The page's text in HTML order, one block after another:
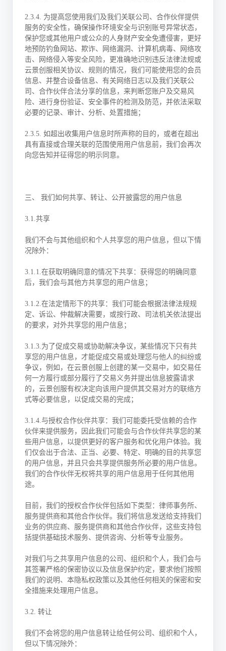
2.3.4. 为提高您使用我们及我们关联公司、合作伙伴提供
服务的安全性，确保操作环境安全与识别账号异常状态，
保护您或其他用户或公众的人身财产安全免遭侵害，更好
地预防钓鱼网站、欺诈、网络漏洞、计算机病毒、网络攻
击、网络侵入等安全风险，更准确地识别违反法律法规或
云景创服相关协议、规则的情况，我们可能使用您的会员
信息、并整合设备信息、有关网络日志以及我们关联公
司、合作伙伴合法分享的信息，来判断您账户及交易风
险、进行身份验证、安全事件的检测及防范，并依法采取
必要的记录、审计、分析、处置措施；
2.3.5. 如超出收集用户信息时所声称的目的，或者在超出
具有直接或合理关联的范围使用用户信息前，我们会再次
向您告知并征得您的明示同意。
三、 我们如何共享、转让、公开披露您的用户信息
3.1.共享
我们不会与其他组织和个人共享您的用户信息，但以下情
况除外：
3.1.1.在获取明确同意的情况下共享：获得您的明确同意
后，我们会与其他方共享您的用户信息；
3.1.2.在法定情形下的共享：我们可能会根据法律法规规
定、诉讼、仲裁解决需要，或按行政、司法机关依法提出
的要求，对外共享您的用户信息；
3.1.3.为了促成交易或协助解决争议，某些情况下只有共
享您的用户信息，才能促成交易或处理您与他人的纠纷或
争议，例如，在云景创服上创建的某一交易中，如交易任
何一方履行或部分履行了交易义务并提出信息披露请求
的，云景创服有权决定向该用户提供其交易对方的联络方
式等必要信息，以促成交易的完成；
3.1.4.与授权合作伙伴共享：我们可能委托受信赖的合作
伙伴来提供服务，因此我们可能会与合作伙伴共享您的某
些用户信息，以提供更好的客户服务和优化用户体验。我
们仅会出于合法、正当、必要、特定、明确的目的共享您
的用户信息，并且只会共享提供服务所必要的用户信息。
我们的合作伙伴无权将共享的用户信息用于任何其他用
途。
目前，我们的授权合作伙伴包括如下类型：律师事务所、
服务提供商和其他合作伙伴。我们将信息发送给支持我们
业务的供应商、服务提供商和其他合作伙伴，这些支持包
括提供基础技术服务、提供咨询、分析等专业服务。
对我们与之共享用户信息的公司、组织和个人，我们会与
其签署严格的保密协议以及信息保护约定，要求他们按照
我们的说明、本隐私权政策以及其他任何相关的保密和安
全措施来处理用户信息。
3.2. 转让
我们不会将您的用户信息转让给任何公司、组织和个人，
但以下情况除外：